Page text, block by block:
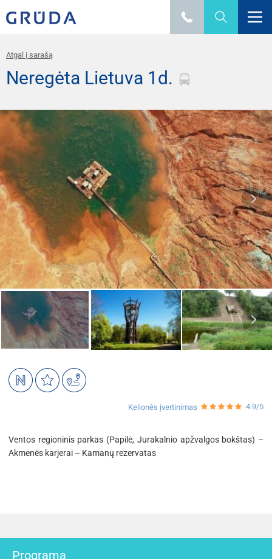
Atgal į sarašą
Neregėta Lietuva 1d.
Kelionės įvertinimas 4.9/5
Ventos regioninis parkas (Papilė, Jurakalnio apžvalgos bokštas) –
Akmenės karjerai – Kamanų rezervatas
Programa